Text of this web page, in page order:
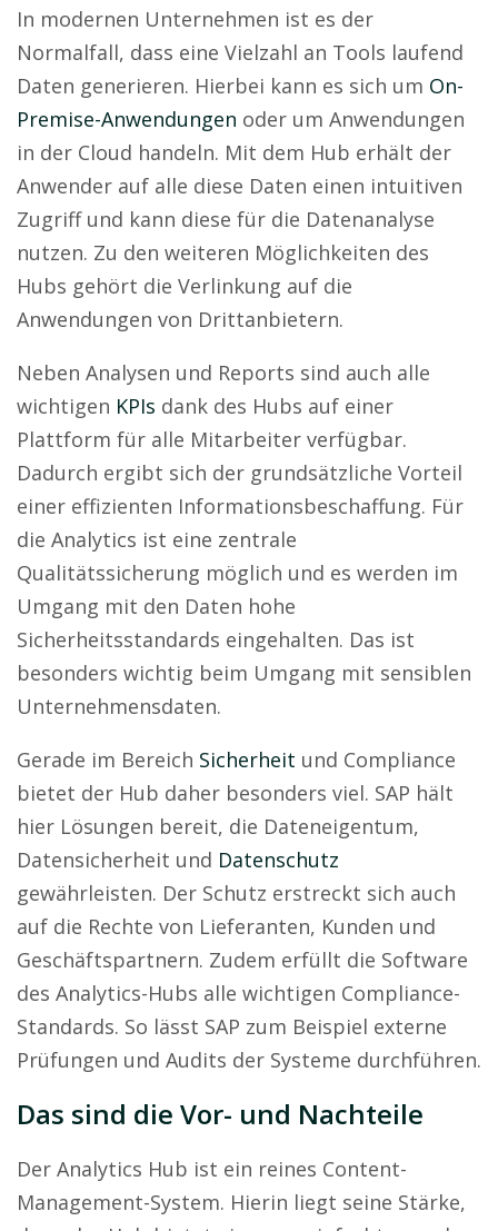
In modernen Unternehmen ist es der
Normalfall, dass eine Vielzahl an Tools laufend
Daten generieren. Hierbei kann es sich um On-
Premise-Anwendungen oder um Anwendungen
in der Cloud handeln. Mit dem Hub erhält der
Anwender auf alle diese Daten einen intuitiven
Zugriff und kann diese für die Datenanalyse
nutzen. Zu den weiteren Möglichkeiten des
Hubs gehört die Verlinkung auf die
Anwendungen von Drittanbietern.
Neben Analysen und Reports sind auch alle
wichtigen KPIs dank des Hubs auf einer
Plattform für alle Mitarbeiter verfügbar.
Dadurch ergibt sich der grundsätzliche Vorteil
einer effizienten Informationsbeschaffung. Für
die Analytics ist eine zentrale
Qualitätssicherung möglich und es werden im
Umgang mit den Daten hohe
Sicherheitsstandards eingehalten. Das ist
besonders wichtig beim Umgang mit sensiblen
Unternehmensdaten.
Gerade im Bereich Sicherheit und Compliance
bietet der Hub daher besonders viel. SAP hält
hier Lösungen bereit, die Dateneigentum,
Datensicherheit und Datenschutz
gewährleisten. Der Schutz erstreckt sich auch
auf die Rechte von Lieferanten, Kunden und
Geschäftspartnern. Zudem erfüllt die Software
des Analytics-Hubs alle wichtigen Compliance-
Standards. So lässt SAP zum Beispiel externe
Prüfungen und Audits der Systeme durchführen.
Das sind die Vor- und Nachteile
Der Analytics Hub ist ein reines Content-
Management-System. Hierin liegt seine Stärke,